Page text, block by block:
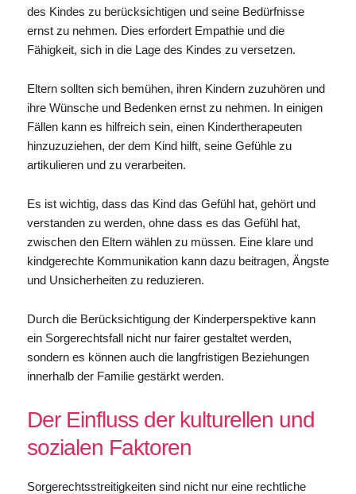
des Kindes zu berücksichtigen und seine Bedürfnisse
ernst zu nehmen. Dies erfordert Empathie und die
Fähigkeit, sich in die Lage des Kindes zu versetzen.
Eltern sollten sich bemühen, ihren Kindern zuzuhören und
ihre Wünsche und Bedenken ernst zu nehmen. In einigen
Fällen kann es hilfreich sein, einen Kindertherapeuten
hinzuzuziehen, der dem Kind hilft, seine Gefühle zu
artikulieren und zu verarbeiten.
Es ist wichtig, dass das Kind das Gefühl hat, gehört und
verstanden zu werden, ohne dass es das Gefühl hat,
zwischen den Eltern wählen zu müssen. Eine klare und
kindgerechte Kommunikation kann dazu beitragen, Ängste
und Unsicherheiten zu reduzieren.
Durch die Berücksichtigung der Kinderperspektive kann
ein Sorgerechtsfall nicht nur fairer gestaltet werden,
sondern es können auch die langfristigen Beziehungen
innerhalb der Familie gestärkt werden.
Der Einfluss der kulturellen und
sozialen Faktoren
Sorgerechtsstreitigkeiten sind nicht nur eine rechtliche